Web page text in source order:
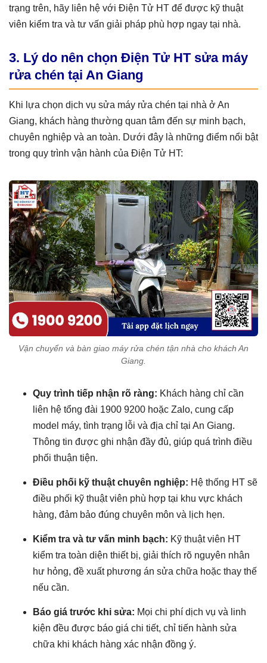
trạng trên, hãy liên hệ với Điện Tử HT để được kỹ thuật
viên kiểm tra và tư vấn giải pháp phù hợp ngay tại nhà.
3. Lý do nên chọn Điện Tử HT sửa máy
rửa chén tại An Giang
Khi lựa chọn dịch vụ sửa máy rửa chén tại nhà ở An
Giang, khách hàng thường quan tâm đến sự minh bạch,
chuyên nghiệp và an toàn. Dưới đây là những điểm nổi bật
trong quy trình vận hành của Điện Tử HT:
Vận chuyển và bàn giao máy rửa chén tận nhà cho khách An
Giang.
Quy trình tiếp nhận rõ ràng: Khách hàng chỉ cần
liên hệ tổng đài 1900 9200 hoặc Zalo, cung cấp
model máy, tình trạng lỗi và địa chỉ tại An Giang.
Thông tin được ghi nhận đầy đủ, giúp quá trình điều
phối thuận tiện.
Điều phối kỹ thuật chuyên nghiệp: Hệ thống HT sẽ
điều phối kỹ thuật viên phù hợp tại khu vực khách
hàng, đảm bảo đúng chuyên môn và lịch hẹn.
Kiểm tra và tư vấn minh bạch: Kỹ thuật viên HT
kiểm tra toàn diện thiết bị, giải thích rõ nguyên nhân
hư hỏng, đề xuất phương án sửa chữa hoặc thay thế
nếu cần.
Báo giá trước khi sửa: Mọi chi phí dịch vụ và linh
kiện đều được báo giá chi tiết, chỉ tiến hành sửa
chữa khi khách hàng xác nhận đồng ý.